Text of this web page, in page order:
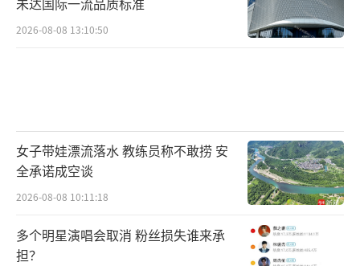
2026-08-08 13:10:50
女子带娃漂流落水 教练员称不敢捞 安
全承诺成空谈
2026-08-08 10:11:18
多个明星演唱会取消 粉丝损失谁来承
担？